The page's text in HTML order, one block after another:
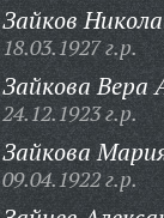
Зайков
18.03.1927 г.р.
Зайкова Вера
24.12.1923 г.р.
Зайкова
09.04.1922 г.р.